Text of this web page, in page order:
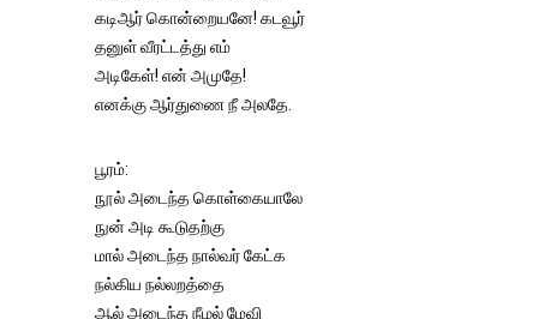
கடிஆர் கொன்றையனே! கடவூர்
தனுள் வீரட்டத்து எம்
அடிகேள்! என் அமுதே!
எனக்கு ஆர்துணை நீ அலதே.
பூரம்:
நூல் அடைந்த கொள்கையாலே
நுன் அடி கூடுதற்கு
மால் அடைந்த நால்வர் கேட்க
நல்கிய நல்லறத்தை
ஆல் அடைந்த நீழல் மேவி